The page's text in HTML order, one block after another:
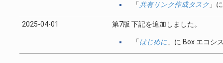
「共有リンク作成タスク」
2025-04-01 第7版 下記を追加しました。
「はじめに」に Box エコシ